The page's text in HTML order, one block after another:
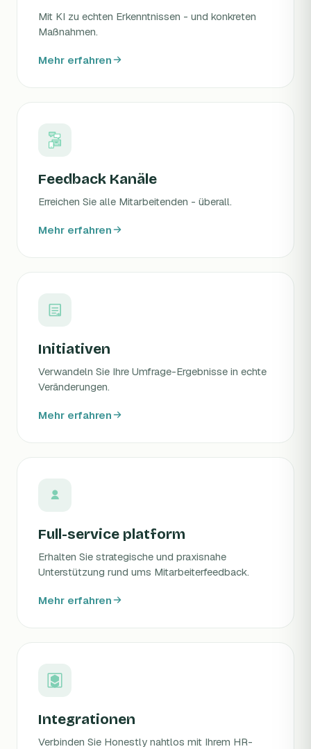
Mit KI zu echten Erkenntnissen - und konkreten
Maßnahmen.
Mehr erfahren
Feedback Kanäle
Erreichen Sie alle Mitarbeitenden - überall.
Mehr erfahren
Initiativen
Verwandeln Sie Ihre Umfrage-Ergebnisse in echte
Veränderungen.
Mehr erfahren
Full-service platform
Erhalten Sie strategische und praxisnahe
Unterstützung rund ums Mitarbeiterfeedback.
Mehr erfahren
Integrationen
Verbinden Sie Honestly nahtlos mit Ihrem HR-